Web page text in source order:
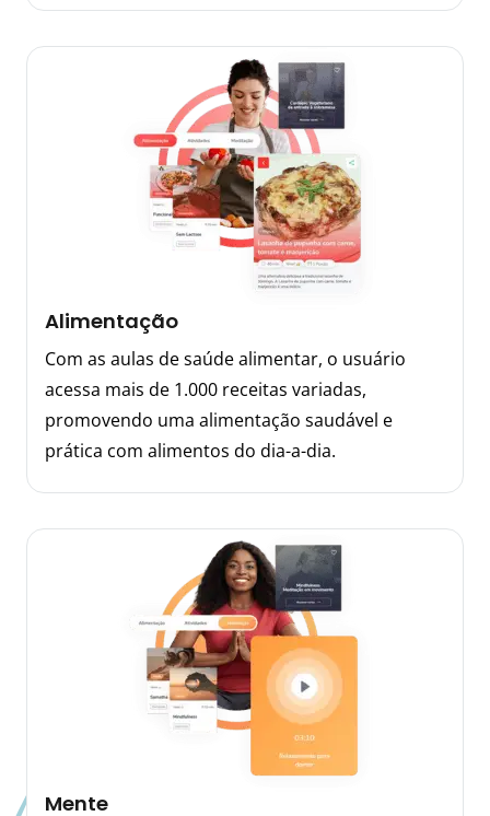
Alimentação
Com as aulas de saúde alimentar, o usuário
acessa mais de 1.000 receitas variadas,
promovendo uma alimentação saudável e
prática com alimentos do dia-a-dia.
Mente